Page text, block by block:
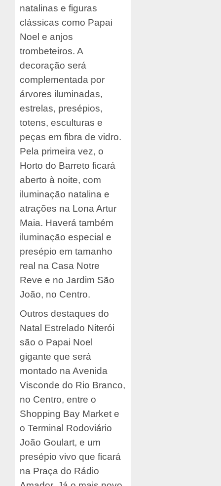
natalinas e figuras
clássicas como Papai
Noel e anjos
trombeteiros. A
decoração será
complementada por
árvores iluminadas,
estrelas, presépios,
totens, esculturas e
peças em fibra de vidro.
Pela primeira vez, o
Horto do Barreto ficará
aberto à noite, com
iluminação natalina e
atrações na Lona Artur
Maia. Haverá também
iluminação especial e
presépio em tamanho
real na Casa Notre
Reve e no Jardim São
João, no Centro.
Outros destaques do
Natal Estrelado Niterói
são o Papai Noel
gigante que será
montado na Avenida
Visconde do Rio Branco,
no Centro, entre o
Shopping Bay Market e
o Terminal Rodoviário
João Goulart, e um
presépio vivo que ficará
na Praça do Rádio